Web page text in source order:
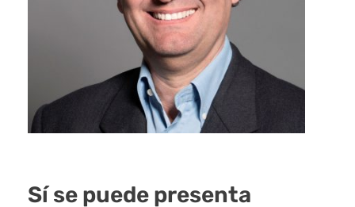
Sí se puede presenta